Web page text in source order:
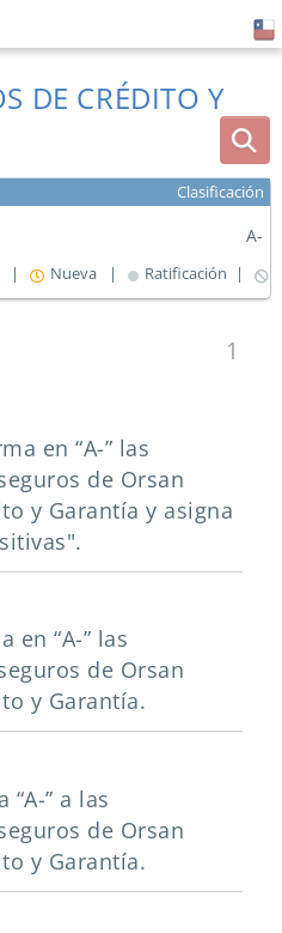
DE CRÉDITO Y
Clasificación
A-
| Nueva | Ratificación |
1
en “A-” las
de Orsan
y Garantía y asigna
en “A-” las
de Orsan
y Garantía.
“A-” a las
de Orsan
y Garantía.